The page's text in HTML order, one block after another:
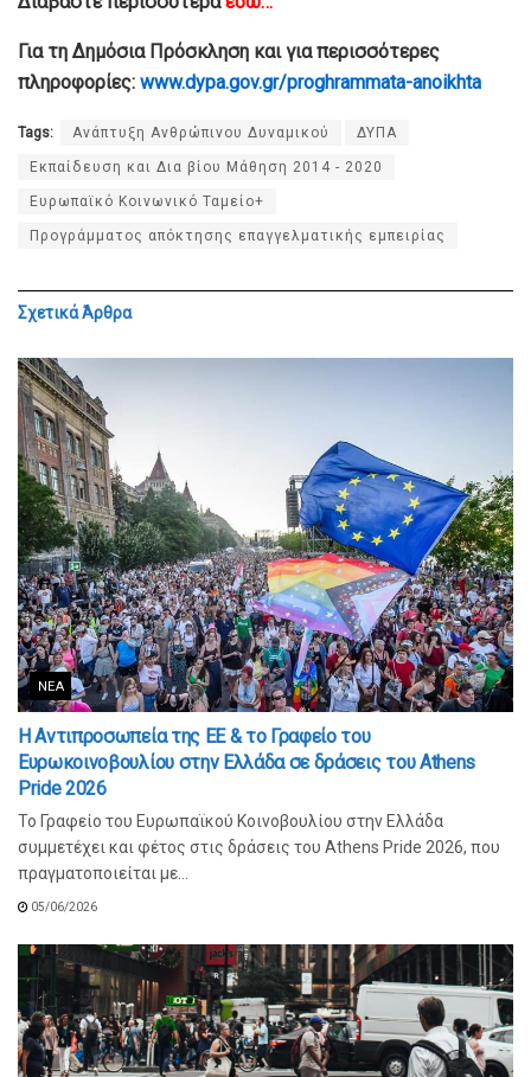
Για τη Δημόσια Πρόσκληση και για περισσότερες
πληροφορίες: www.dypa.gov.gr/proghrammata-anoikhta
Tags: Ανάπτυξη Ανθρώπινου Δυναμικού ΔΥΠΑ
Εκπαίδευση και Δια βίου Μάθηση 2014 - 2020
Ευρωπαϊκό Κοινωνικό Ταμείο+
Προγράμματος απόκτησης επαγγελματικής εμπειρίας
ΣχετικάΆρθρα
ΝΈΑ
Η Αντιπροσωπεία της ΕΕ & το Γραφείο του
Ευρωκοινοβουλίου στην Ελλάδα σε δράσεις του Athens
Pride 2026
Το Γραφείο του Ευρωπαϊκού Κοινοβουλίου στην Ελλάδα
συμμετέχει και φέτος στις δράσεις του Athens Pride 2026, που
πραγματοποιείται με...
05/06/2026